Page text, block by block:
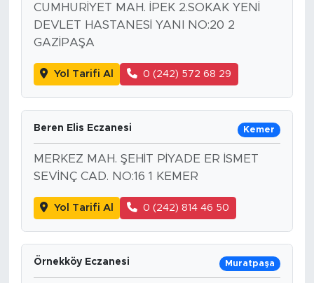
CUMHURİYET MAH. İPEK 2.SOKAK YENİ
DEVLET HASTANESİ YANI NO:20 2
GAZİPAŞA
Yol Tarifi Al 0 (242) 572 68 29
Beren Elis Eczanesi Kemer
MERKEZ MAH. ŞEHİT PİYADE ER İSMET
SEVİNÇ CAD. NO:16 1 KEMER
Yol Tarifi Al 0 (242) 814 46 50
Örnekköy Eczanesi Muratpaşa